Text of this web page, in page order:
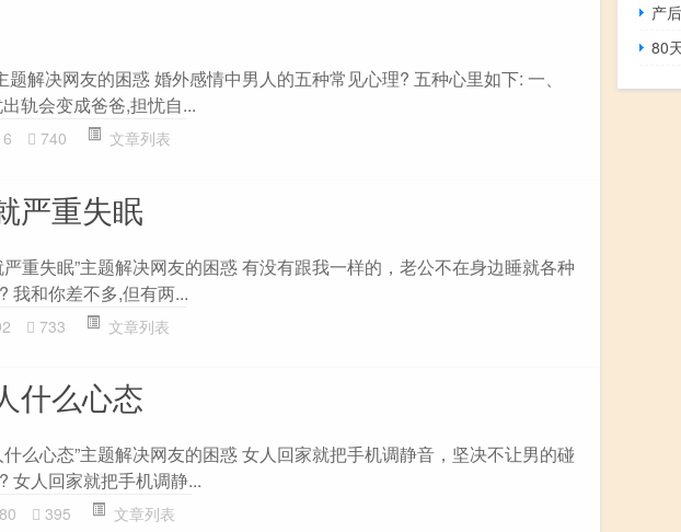
题解决网友的困惑 婚外感情中男人的五种常见心理? 五种心里如下: 一、
轨会变成爸爸,担忧自...
740 文章列表
严重失眠
重失眠”主题解决网友的困惑 有没有跟我一样的，老公不在身边睡就各种
我和你差不多,但有两...
733 文章列表
什么心态
么心态”主题解决网友的困惑 女人回家就把手机调静音，坚决不让男的碰
女人回家就把手机调静...
395 文章列表
产
80